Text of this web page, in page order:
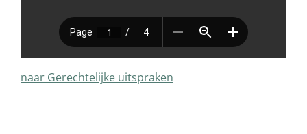
naar Gerechtelijke uitspraken